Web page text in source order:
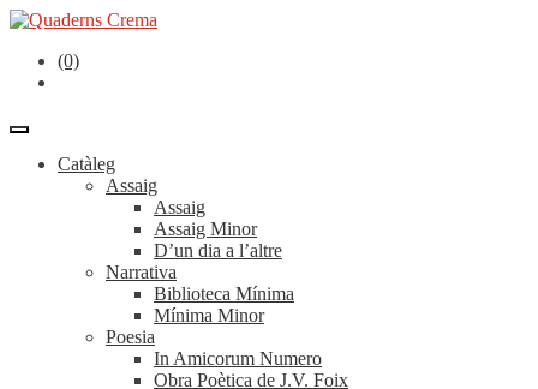
(0)
Catàleg
Assaig
Assaig
Assaig Minor
D’un dia a l’altre
Narrativa
Biblioteca Mínima
Mínima Minor
Poesia
In Amicorum Numero
Obra Poètica de J.V. Foix